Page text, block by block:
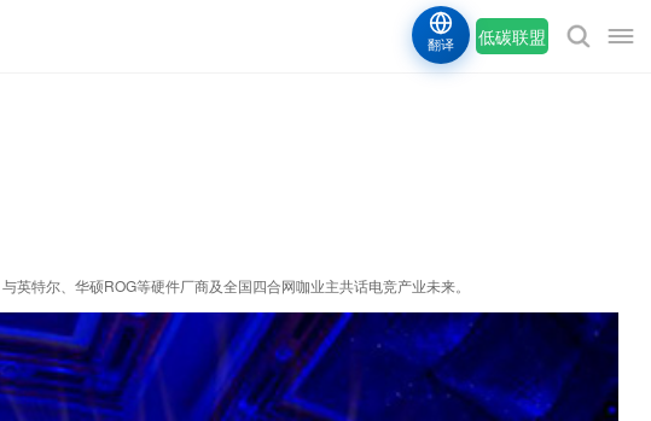
低碳联盟
翻译
特尔、华硕ROG等硬件厂商及全国四合网咖业主共话电竞产业未来。